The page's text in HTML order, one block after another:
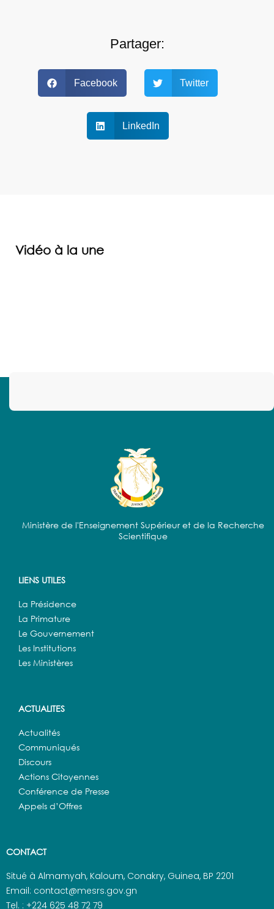
Partager:
Facebook Twitter
LinkedIn
Vidéo à la une
Ministère de l'Enseignement Supérieur et de la Recherche
Scientifique
LIENS UTILES
La Présidence
La Primature
Le Gouvernement
Les Institutions
Les Ministères
ACTUALITES
Actualités
Communiqués
Discours
Actions Citoyennes
Conférence de Presse
Appels d’Offres
CONTACT
Situé à Almamyah, Kaloum, Conakry, Guinea, BP 2201
Email: contact@mesrs.gov.gn
Tel. : +224 625 48 72 79